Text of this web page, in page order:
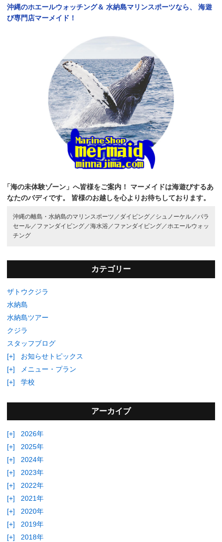
沖縄のホエールウォッチング＆ 水納島マリンスポーツなら、
海遊
び専門店マーメイド！
「海の未体験ゾーン」へ皆様をご案内！
マーメイドは海遊びするあ
なたのバディです。
皆様のお越しを心よりお待ちしております。
沖縄の離島・水納島のマリンスポーツ／ ダイビング／ シュノーケル／パラ
セール／ ファンダイビング／海水浴／ ファンダイビング／ホエールウォッ
チング
カテゴリー
ザトウクジラ
水納島
水納島ツアー
クジラ
スタッフブログ
[+]
お知らせトピックス
[+]
メニュー・プラン
[+]
学校
アーカイブ
[+]
2026年
[+]
2025年
[+]
2024年
[+]
2023年
[+]
2022年
[+]
2021年
[+]
2020年
[+]
2019年
[+]
2018年